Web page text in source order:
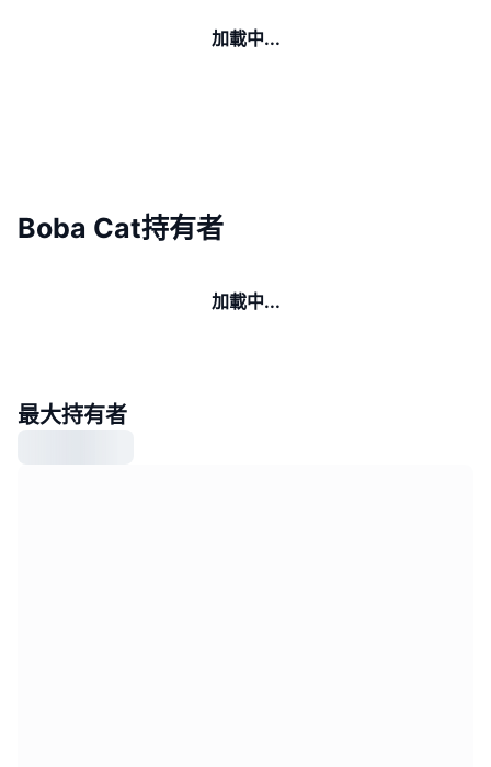
加載中...
Boba Cat持有者
加載中...
最大持有者